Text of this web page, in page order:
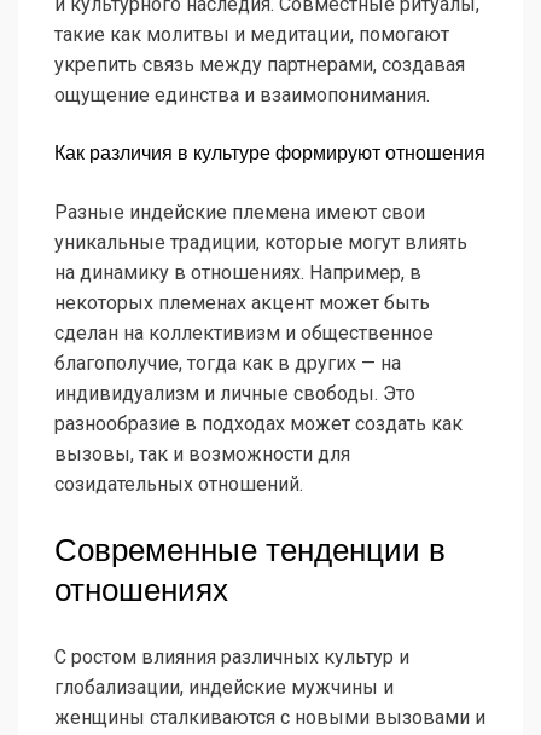
такие как молитвы и медитации, помогают
укрепить связь между партнерами, создавая
ощущение единства и взаимопонимания.
Как различия в культуре формируют отношения
Разные индейские племена имеют свои
уникальные традиции, которые могут влиять
на динамику в отношениях. Например, в
некоторых племенах акцент может быть
сделан на коллективизм и общественное
благополучие, тогда как в других — на
индивидуализм и личные свободы. Это
разнообразие в подходах может создать как
вызовы, так и возможности для
созидательных отношений.
Современные тенденции в
отношениях
С ростом влияния различных культур и
глобализации, индейские мужчины и
женщины сталкиваются с новыми вызовами и